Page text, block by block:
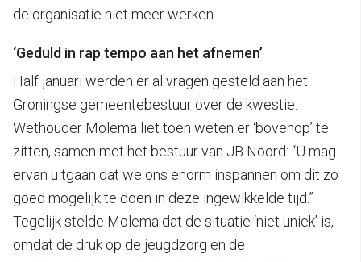
de organisatie niet meer werken.
‘Geduld in rap tempo aan het afnemen’
Half januari werden er al vragen gesteld aan het
Groningse gemeentebestuur over de kwestie.
Wethouder Molema liet toen weten er ‘bovenop’ te
zitten, samen met het bestuur van JB Noord: “U mag
ervan uitgaan dat we ons enorm inspannen om dit zo
goed mogelijk te doen in deze ingewikkelde tijd.”
Tegelijk stelde Molema dat de situatie ‘niet uniek’ is,
omdat de druk op de jeugdzorg en de